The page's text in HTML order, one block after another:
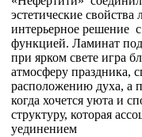
эстетические
интерьерное решение
функцией. Ламинат
при ярком свете игра
атмосферу праздника,
расположению духа, а
когда хочется уюта и
структуру, которая
уединением